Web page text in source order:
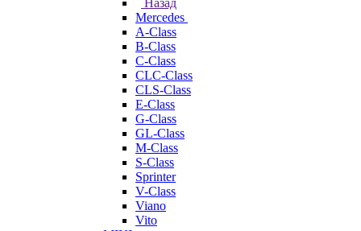
Назад
Mercedes
A-Class
B-Class
C-Class
CLC-Class
CLS-Class
E-Class
G-Class
GL-Class
M-Class
S-Class
Sprinter
V-Class
Viano
Vito